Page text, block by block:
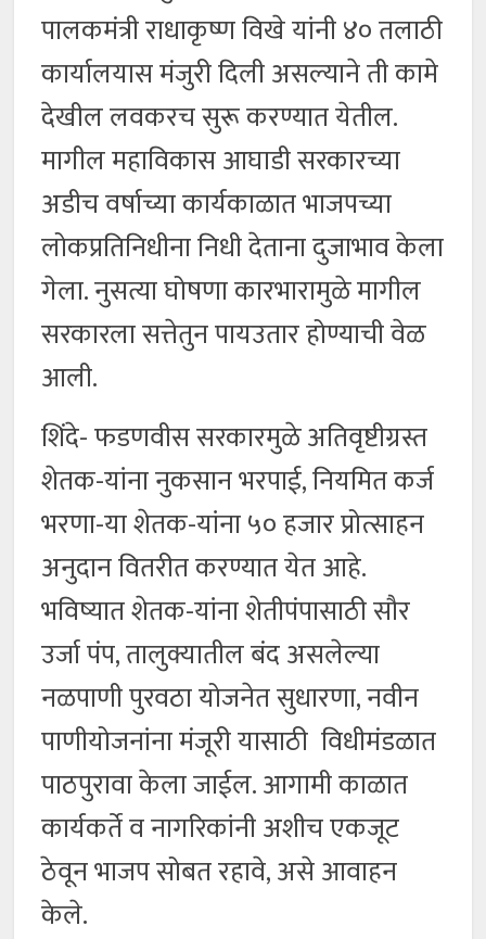
पालकमंत्री राधाकृष्ण विखे यांनी ४० तलाठी
कार्यालयास मंजुरी दिली असल्याने ती कामे
देखील लवकरच सुरू करण्यात येतील.
मागील महाविकास आघाडी सरकारच्या
अडीच वर्षाच्या कार्यकाळात भाजपच्या
लोकप्रतिनिधीना निधी देताना दुजाभाव केला
गेला. नुसत्या घोषणा कारभारामुळे मागील
सरकारला सत्तेतुन पायउतार होण्याची वेळ
आली.
शिंदे- फडणवीस सरकारमुळे अतिवृष्टीग्रस्त
शेतक-यांना नुकसान भरपाई, नियमित कर्ज
भरणा-या शेतक-यांना ५० हजार प्रोत्साहन
अनुदान वितरीत करण्यात येत आहे.
भविष्यात शेतक-यांना शेतीपंपासाठी सौर
उर्जा पंप, तालुक्यातील बंद असलेल्या
नळपाणी पुरवठा योजनेत सुधारणा, नवीन
पाणीयोजनांना मंजूरी यासाठी विधीमंडळात
पाठपुरावा केला जाईल. आगामी काळात
कार्यकर्ते व नागरिकांनी अशीच एकजूट
ठेवून भाजप सोबत रहावे, असे आवाहन
केले.